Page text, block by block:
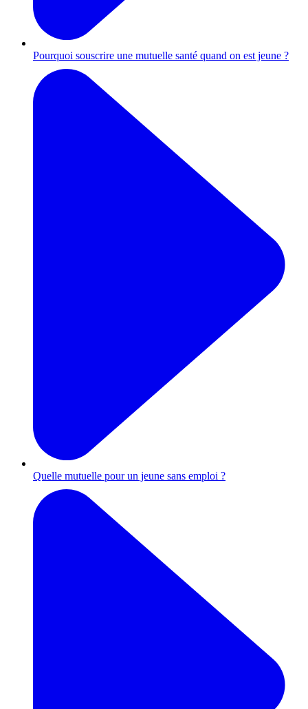
Pourquoi souscrire une mutuelle santé quand on est jeune ?
Quelle mutuelle pour un jeune sans emploi ?